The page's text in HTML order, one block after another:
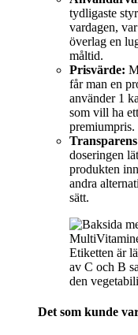
tydligaste
vardagen,
överlag en
måltid.
Prisvärde:
får man en
använder 1
som vill ha
premiumpris.
doseringen
produkten
andra
sätt.
Etiketten är
av C och B
den
Det som kunde